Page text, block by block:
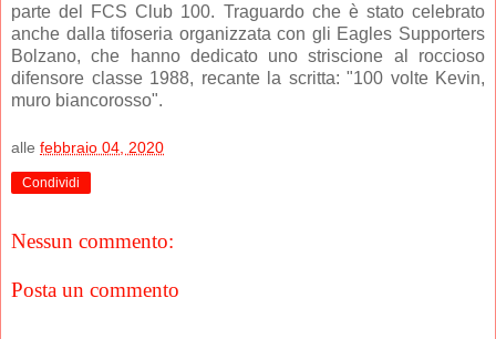
parte del FCS Club 100. Traguardo che è stato celebrato
anche dalla tifoseria organizzata con gli Eagles Supporters
Bolzano, che hanno dedicato uno striscione al roccioso
difensore classe 1988, recante la scritta: "100 volte Kevin,
muro biancorosso".
alle febbraio 04, 2020
Condividi
Nessun commento:
Posta un commento